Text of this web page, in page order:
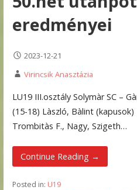
eredményei
2023-12-21
Virincsik Anasztázia
LU19 III.osztály Solymàr SC –
(15-18) Làszló, Bàlint (kapusok)
Trombitàs F., Nagy, Szigeth…
Continue Reading →
Posted in: U19